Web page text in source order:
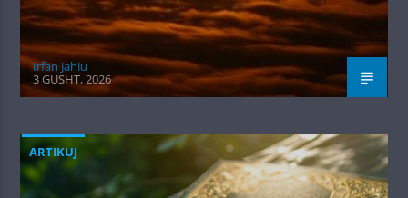
Irfan Jahiu
3 GUSHT, 2026
ARTIKUJ